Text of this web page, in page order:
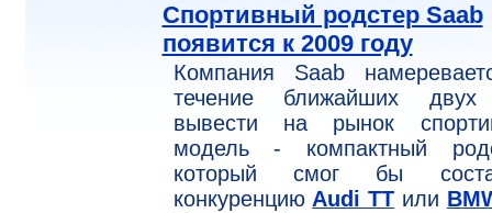
Спортивный родстер Saab
появится к 2009 году
Компания Saab
течение ближайших
вывести на рынок
модель - компактный
который смог бы
конкуренцию Audi TT или